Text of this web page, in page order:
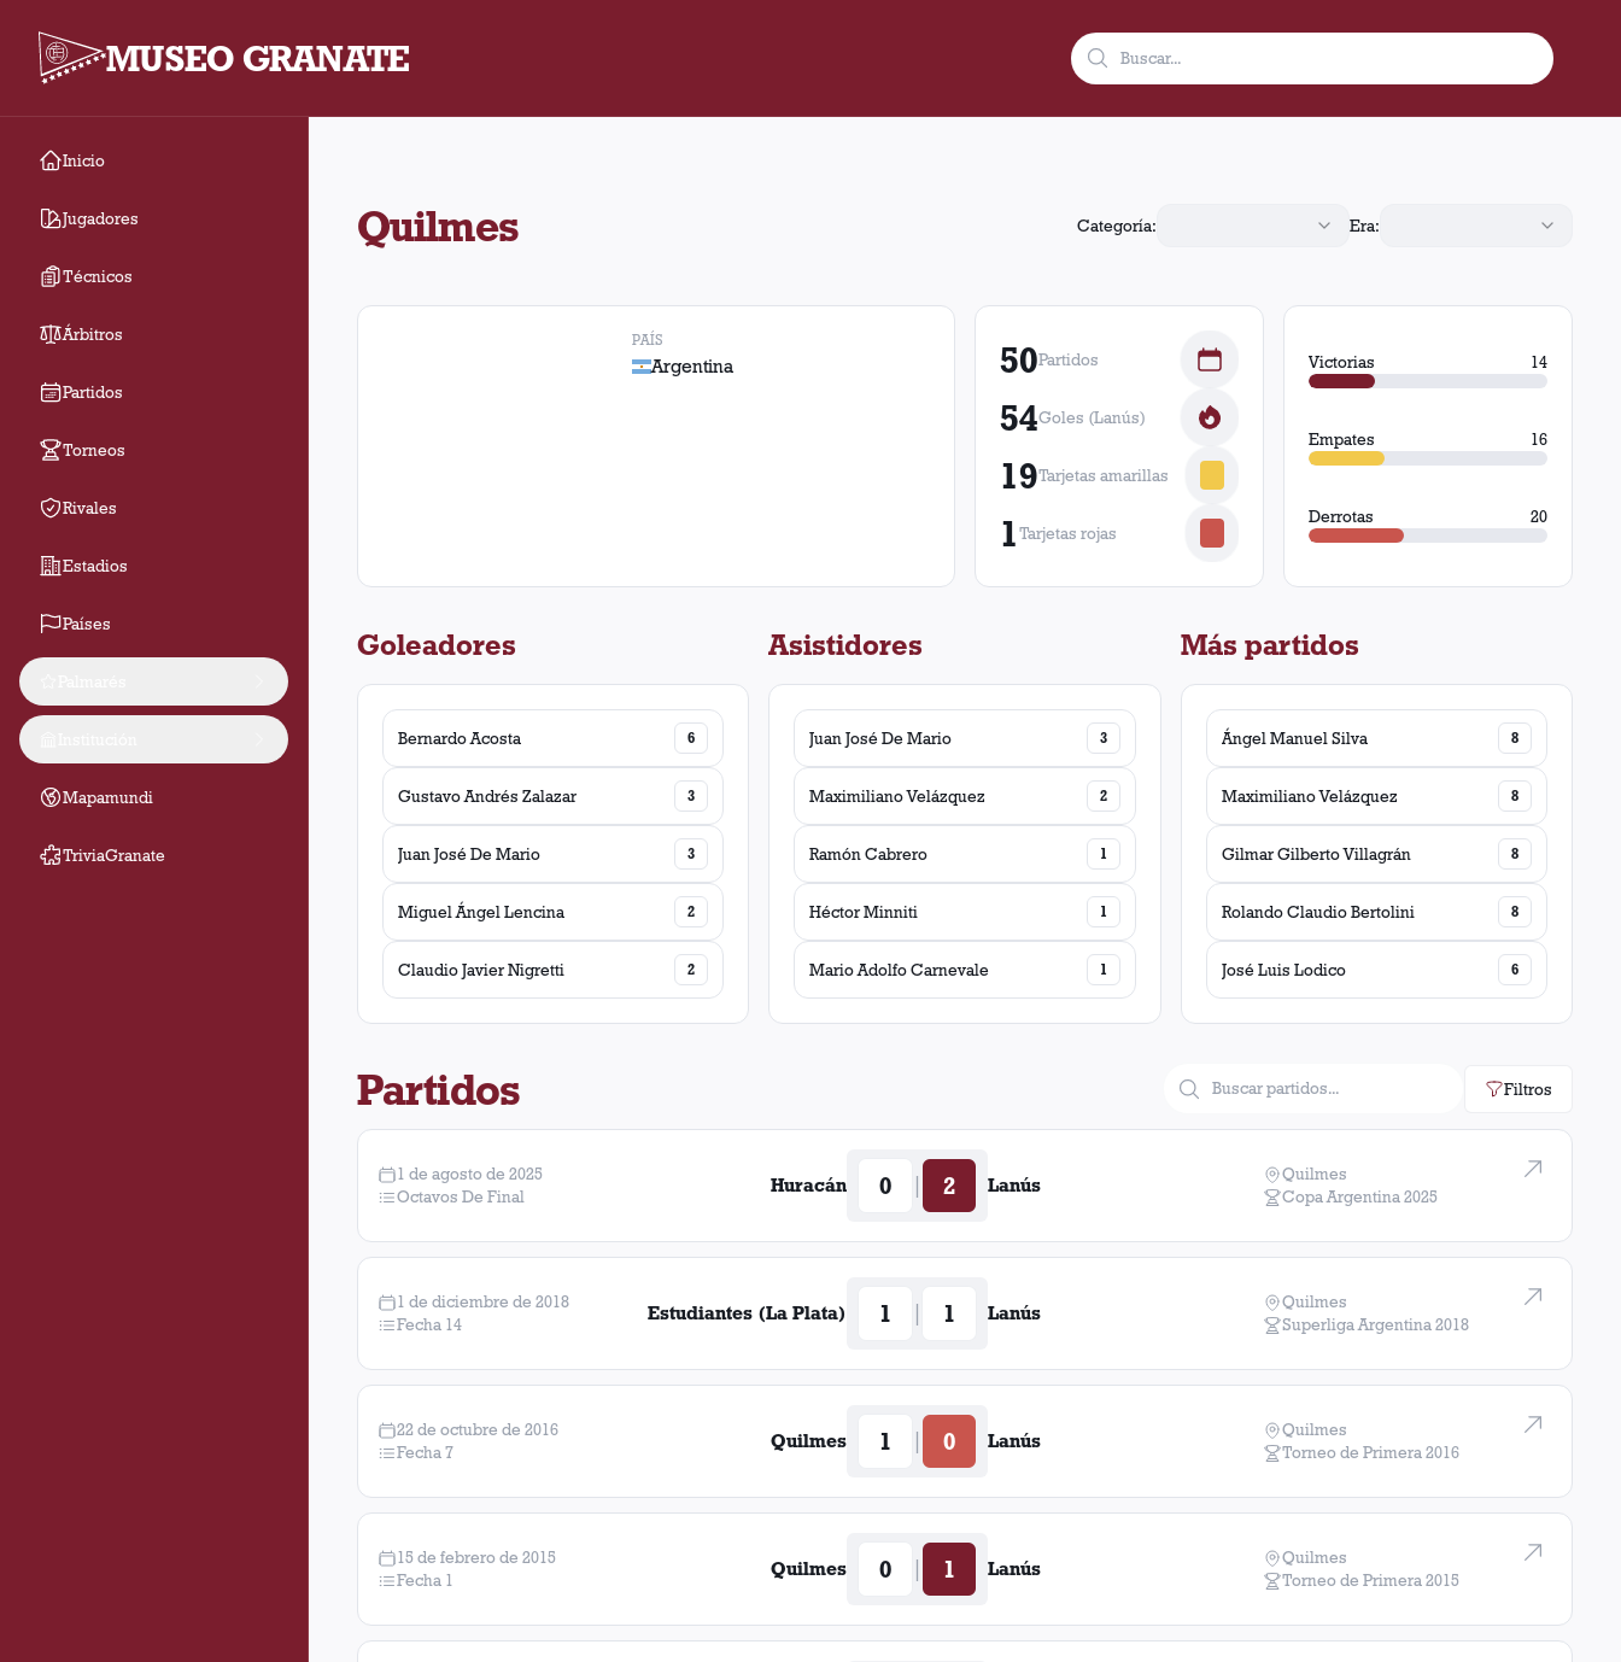
MUSEO GRANATE
Inicio
Jugadores
Técnicos
Árbitros
Partidos
Torneos
Rivales
Estadios
Países
Mapamundi
TriviaGranate
Quilmes Categoría: Era:
PAÍS
Argentina 50Partidos
54Goles (Lanús)
19Tarjetas amarillas
1Tarjetas rojas
Victorias 14
Empates 16
Derrotas 20
Goleadores
Bernardo Acosta 6
Gustavo Andrés Zalazar 3
Juan José De Mario 3
Miguel Ángel Lencina 2
Claudio Javier Nigretti 2
Asistidores
Juan José De Mario 3
Maximiliano Velázquez 2
Ramón Cabrero 1
Héctor Minniti 1
Mario Adolfo Carnevale 1
Más partidos
Ángel Manuel Silva 8
Maximiliano Velázquez 8
Gilmar Gilberto Villagrán 8
Rolando Claudio Bertolini 8
José Luis Lodico 6
Partidos Filtros
1 de agosto de 2025
Octavos De Final
Huracán 0 2 Lanús
Quilmes
Copa Argentina 2025
1 de diciembre de 2018
Fecha 14
Estudiantes (La Plata) 1 1 Lanús
Quilmes
Superliga Argentina 2018
22 de octubre de 2016
Fecha 7
Quilmes 1 0 Lanús
Quilmes
Torneo de Primera 2016
15 de febrero de 2015
Fecha 1
Quilmes 0 1 Lanús
Quilmes
Torneo de Primera 2015